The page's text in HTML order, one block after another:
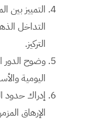
التمييز بين
التداخل
التركيز.
وضوح الدور
اليومية
إدراك حدود
الإرهاق